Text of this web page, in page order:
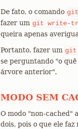
De fato, o comando git
fazer um git write-
queira apenas
Portanto, fazer um git
se perguntando "o
árvore anterior".
MODO SEM
O modo "non-cached"
dois, pois o que ele